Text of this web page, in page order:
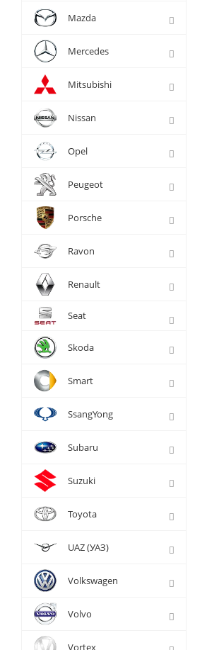
Mazda
Mercedes
Mitsubishi
Nissan
Opel
Peugeot
Porsche
Ravon
Renault
Seat
Skoda
Smart
SsangYong
Subaru
Suzuki
Toyota
UAZ (УАЗ)
Volkswagen
Volvo
Vortex